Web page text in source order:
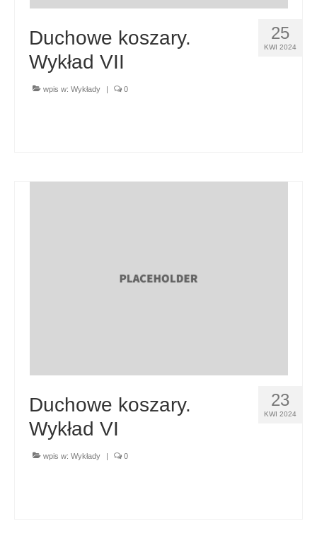
25
KWI 2024
Duchowe koszary.
Wykład VII
wpis w: Wykłady 0
23
KWI 2024
Duchowe koszary.
Wykład VI
wpis w: Wykłady | 0